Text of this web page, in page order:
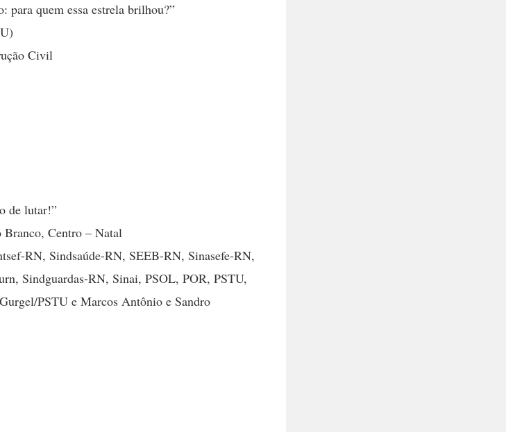
para quem essa estrela brilhou?”
Civil
de lutar!”
Centro – Natal
RN, Sindsaúde-RN, SEEB-RN, Sinasefe-RN,
Sindguardas-RN, Sinai, PSOL, POR, PSTU,
PSTU e Marcos Antônio e Sandro